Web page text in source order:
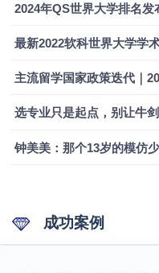
2024年QS世界大学排名发
最新2022软科世界大学学
主流留学国家政策迭代｜
选专业只是起点，别让牛
成功案例